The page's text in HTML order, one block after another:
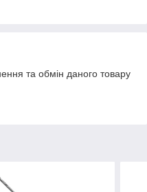
та обмін даного товару